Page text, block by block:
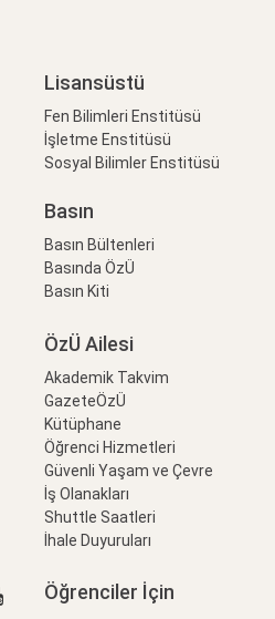
Lisansüstü
Fen Bilimleri Enstitüsü
İşletme Enstitüsü
Sosyal Bilimler Enstitüsü
Basın
Basın Bültenleri
Basında ÖzÜ
Basın Kiti
ÖzÜ Ailesi
Akademik Takvim
GazeteÖzÜ
Kütüphane
Öğrenci Hizmetleri
Güvenli Yaşam ve Çevre
İş Olanakları
Shuttle Saatleri
İhale Duyuruları
Öğrenciler İçin